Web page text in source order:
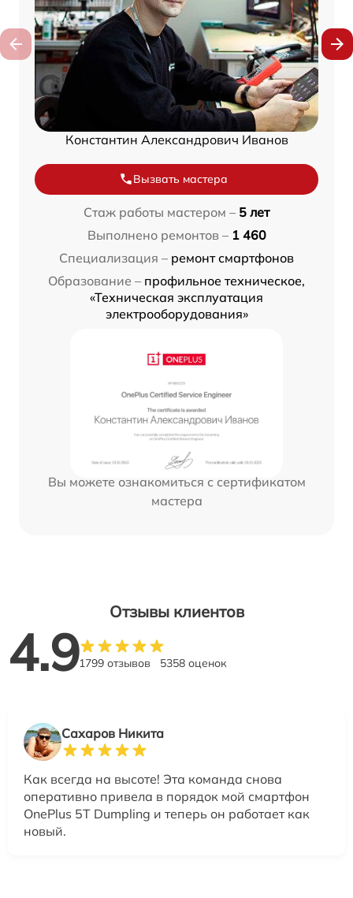
Константин Александрович Иванов
Вызвать мастера
Стаж работы мастером – 5 лет
Выполнено ремонтов – 1 460
Специализация – ремонт смартфонов
Образование – профильное техническое,
«Техническая эксплуатация
электрооборудования»
Вы можете ознакомиться с сертификатом
мастера
Отзывы клиентов
4.91799 отзывов 5358 оценок
Сахаров Никита
Как всегда на высоте! Эта команда снова
оперативно привела в порядок мой смартфон
OnePlus 5T Dumpling и теперь он работает как
новый.